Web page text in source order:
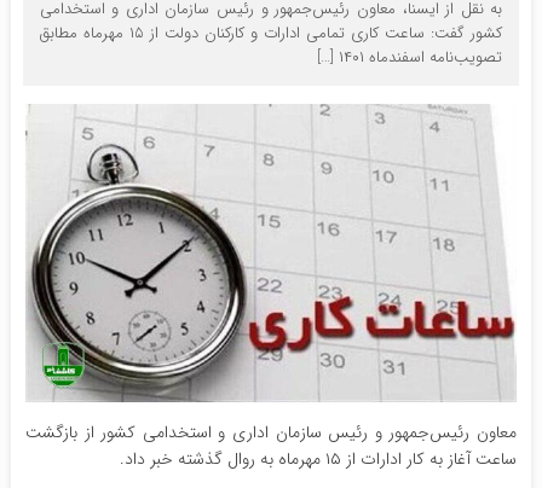
به نقل از ایسنا، معاون رئیس‌جمهور و رئیس سازمان اداری و استخدامی
کشور گفت: ساعت کاری تمامی ادارات و کارکنان دولت از ۱۵ مهرماه مطابق
تصویب‌نامه اسفندماه ۱۴۰۱ […]
معاون رئیس‌جمهور و رئیس سازمان اداری و استخدامی کشور از بازگشت
ساعت آغاز به کار ادارات از ۱۵ مهرماه به روال گذشته خبر داد.